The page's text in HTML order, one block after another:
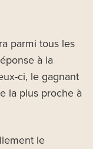
parmi tous les
à la
ci, le gagnant
la plus proche à
le